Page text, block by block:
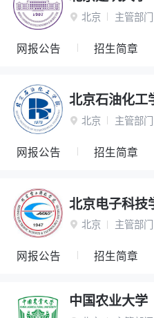
 北京 主管部门
网报公告 招生简章
北京石油化工
 北京 主管部门
网报公告 招生简章
北京电子科技
 北京 主管部门
网报公告 招生简章
中国农业大学